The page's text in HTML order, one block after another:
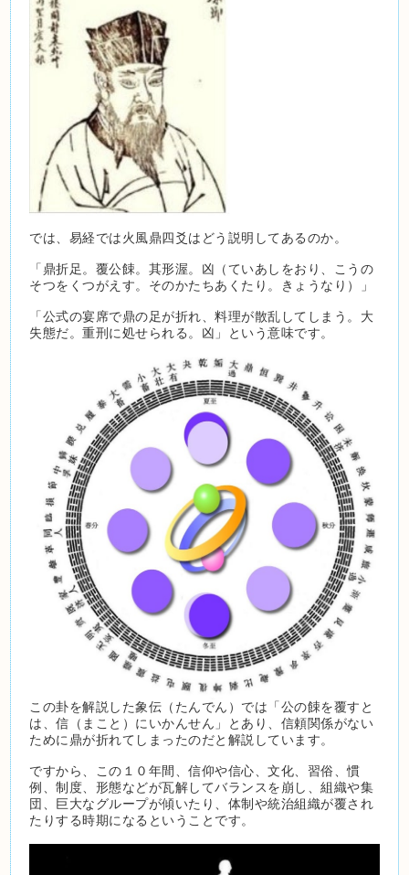
では、易経では火風鼎四爻はどう説明してあるのか。
「鼎折足。覆公餗。其形渥。凶（ていあしをおり、こうの
そつをくつがえす。そのかたちあくたり。きょうなり）」
「公式の宴席で鼎の足が折れ、料理が散乱してしまう。大
失態だ。重刑に処せられる。凶」という意味です。
この卦を解説した象伝（たんでん）では「公の餗を覆すと
は、信（まこと）にいかんせん」とあり、信頼関係がない
ために鼎が折れてしまったのだと解説しています。
ですから、この１０年間、信仰や信心、文化、習俗、慣
例、制度、形態などが瓦解してバランスを崩し、組織や集
団、巨大なグループが傾いたり、体制や統治組織が覆され
たりする時期になるということです。